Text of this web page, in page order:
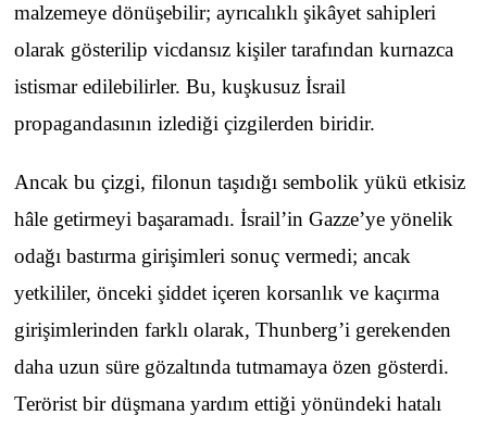
malzemeye dönüşebilir; ayrıcalıklı şikâyet sahipleri
olarak gösterilip vicdansız kişiler tarafından kurnazca
istismar edilebilirler. Bu, kuşkusuz İsrail
propagandasının izlediği çizgilerden biridir.
Ancak bu çizgi, filonun taşıdığı sembolik yükü etkisiz
hâle getirmeyi başaramadı. İsrail’in Gazze’ye yönelik
odağı bastırma girişimleri sonuç vermedi; ancak
yetkililer, önceki şiddet içeren korsanlık ve kaçırma
girişimlerinden farklı olarak, Thunberg’i gerekenden
daha uzun süre gözaltında tutmamaya özen gösterdi.
Terörist bir düşmana yardım ettiği yönündeki hatalı